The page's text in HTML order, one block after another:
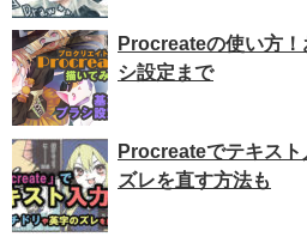
Procreateの使い方
シ設定まで
Procreateでテキス
ズレを直す方法も